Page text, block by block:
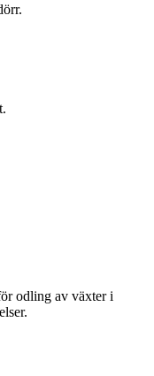
odling av växter i